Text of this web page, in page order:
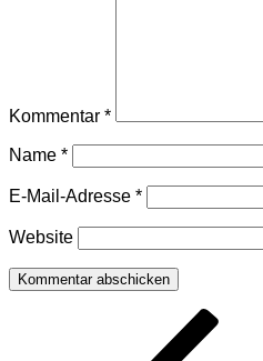
Kommentar *
Name *
E-Mail-Adresse *
Website
Beitragsnavigation